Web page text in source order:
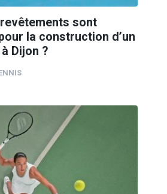
sont
la construction d’un
Dijon ?